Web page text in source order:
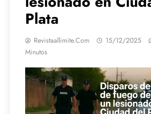
Plata
Revistaallimite.com 15/12/2025
Minutos